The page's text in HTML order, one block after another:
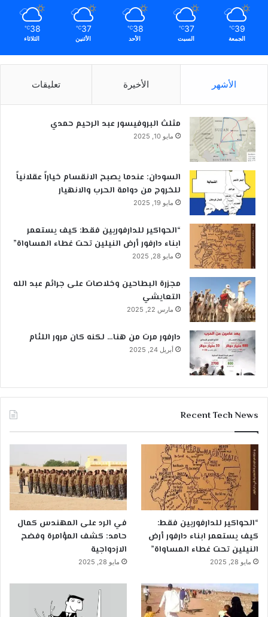
39
℃
الجمعة
37
℃
السبت
38
℃
الأحد
37
℃
الأثنين
38
℃
الثلاثاء
الأشهر الأخيرة تعليقات
مثلث البروفيسور عبد الرحيم حمدي
مايو 10, 2025
السودان: عندما يصبح الانقسام خياراً عقلانياً
للخروج من دوامة الحرب والانهيار
مايو 19, 2025
“الحواكير للدارفوريين فقط: كيف يستعمر
ابناء دارفور أرض النيلين تحت غطاء المساواة”
مايو 28, 2025
مجزرة البطاحين وخلاصات على جرائم عبد الله
التعايشي
مارس 22, 2025
دارفور مرت من هنا… لكنه كان مرور اللئام
أبريل 24, 2025
Recent Tech News
“الحواكير للدارفوريين فقط:
كيف يستعمر ابناء دارفور أرض
النيلين تحت غطاء المساواة”
مايو 28, 2025
في الرد على المهندس كمال
حامد: كشف المؤامرة وفضح
الازدواجية
مايو 28, 2025